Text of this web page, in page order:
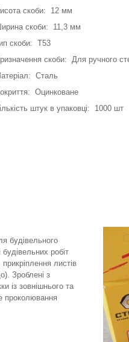
скоби: 12 мм
скоби: 11,3 мм
скоби: Т53
скоби: Для ручного
Сталь
Оцинковане
штук в упаковці: 1000 шт
будівельного
робіт
листів
Зроблені з
із зовнішнього та
проколювання